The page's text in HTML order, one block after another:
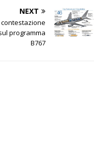
NEXT
contestazione
programma
B767